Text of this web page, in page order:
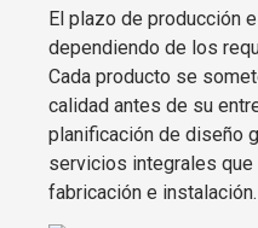
El plazo de producción
dependiendo de los
Cada producto se
calidad antes de su
planificación de diseño
servicios integrales
fabricación e instalación.